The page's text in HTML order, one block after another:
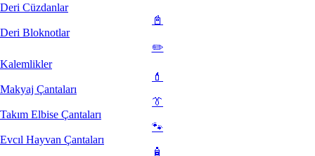
Deri Cüzdanlar
📓
Deri Bloknotlar
✏️
Kalemlikler
💄
Makyaj Çantaları
👔
Takım Elbise Çantaları
🐾
Evcıl Hayvan Çantaları
🧴